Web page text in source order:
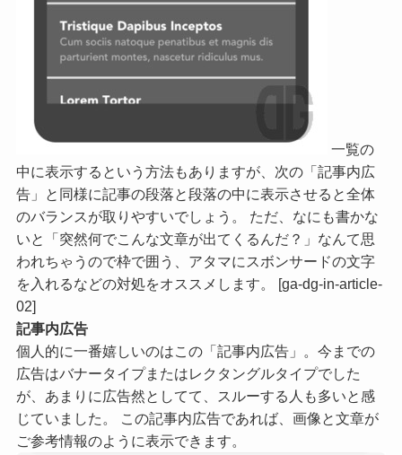
一覧の
中に表示するという方法もありますが、次の「記事内広
告」と同様に記事の段落と段落の中に表示させると全体
のバランスが取りやすいでしょう。 ただ、なにも書かな
いと「突然何でこんな文章が出てくるんだ？」なんて思
われちゃうので枠で囲う、アタマにスボンサードの文字
を入れるなどの対処をオススメします。 [ga-dg-in-article-
02]
記事内広告
個人的に一番嬉しいのはこの「記事内広告」。今までの
広告はバナータイプまたはレクタングルタイプでした
が、あまりに広告然としてて、スルーする人も多いと感
じていました。 この記事内広告であれば、画像と文章が
ご参考情報のように表示できます。